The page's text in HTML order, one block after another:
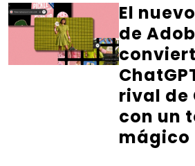
El
de
rival de
con un
mágico